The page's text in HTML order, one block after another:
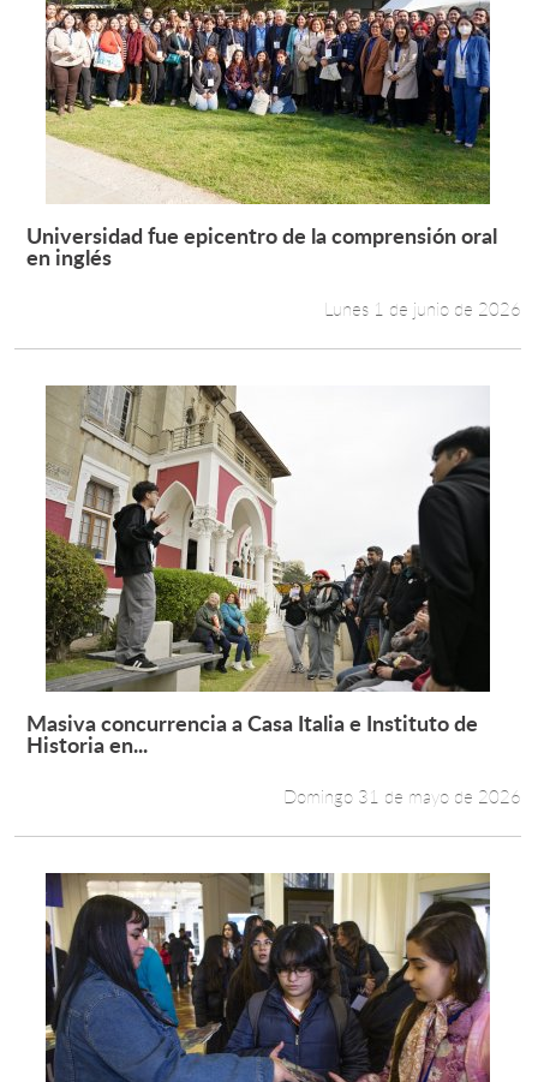
Leer más +
Universidad fue epicentro de la comprensión oral
en inglés
Lunes 1 de junio de 2026
Leer más +
Masiva concurrencia a Casa Italia e Instituto de
Historia en...
Domingo 31 de mayo de 2026